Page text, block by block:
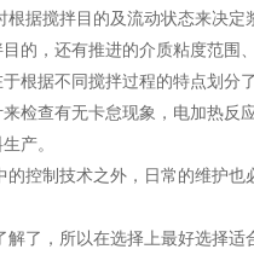
据搅拌目的及流动状态来决
的，还有推进的介质粘度范
根据不同搅拌过程的特点划
检查有无卡怠现象，电加热反
产。
制技术之外，日常的维护也
，所以在选择上最好选择适